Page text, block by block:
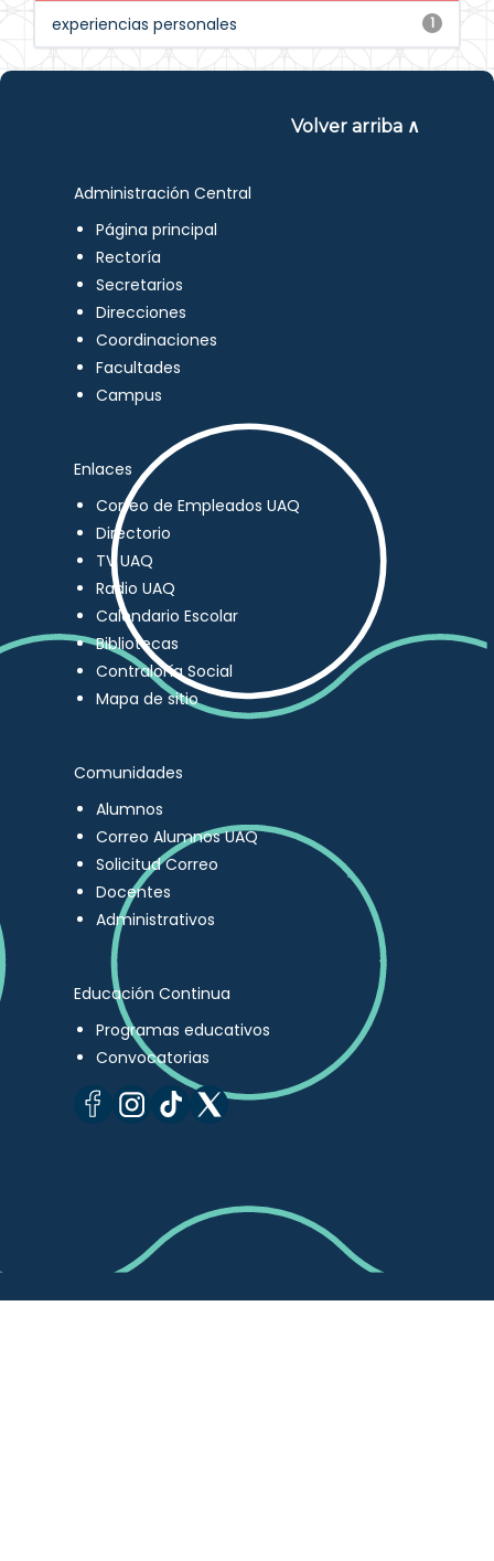
1
experiencias personales
Volver arriba ∧
Administración Central
Página principal
Rectoría
Secretarios
Direcciones
Coordinaciones
Facultades
Campus
Enlaces
Correo de Empleados UAQ
Directorio
TV UAQ
Radio UAQ
Calendario Escolar
Bibliotecas
Contraloría Social
Mapa de sitio
Comunidades
Alumnos
Correo Alumnos UAQ
Solicitud Correo
Docentes
Administrativos
Educación Continua
Programas educativos
Convocatorias